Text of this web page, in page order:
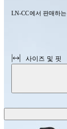
LN-CC에서 판매하
사이즈 및 핏